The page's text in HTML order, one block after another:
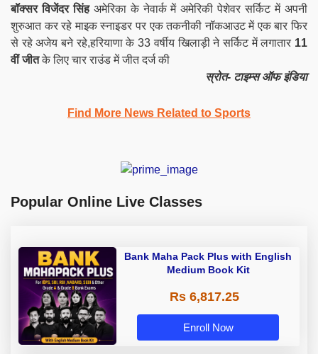
बॉक्सर विजेंदर सिंह अमेरिका के नेवार्क में अमेरिकी पेशेवर सर्किट में अपनी
शुरुआत कर रहे माइक स्नाइडर पर एक तकनीकी नॉकआउट में एक बार फिर
से रहे अजेय बने रहे,हरियाणा के 33 वर्षीय खिलाड़ी ने सर्किट में लगातार 11
वीं जीतके लिए चार राउंड में जीत दर्ज की
स्रोत- टाइम्स ऑफ इंडिया
Find More News Related to Sports
Popular Online Live Classes
Bank Maha Pack Plus with English
Medium Book Kit
Rs 6,817.25
Enroll Now